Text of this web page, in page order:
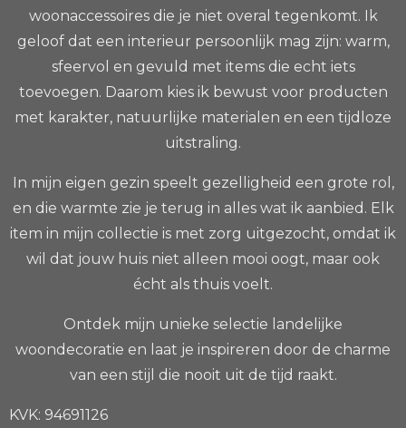
woonaccessoires die je niet overal tegenkomt. Ik
geloof dat een interieur persoonlijk mag zijn: warm,
sfeervol en gevuld met items die echt iets
toevoegen. Daarom kies ik bewust voor producten
met karakter, natuurlijke materialen en een tijdloze
uitstraling.
In mijn eigen gezin speelt gezelligheid een grote rol,
en die warmte zie je terug in alles wat ik aanbied. Elk
item in mijn collectie is met zorg uitgezocht, omdat ik
wil dat jouw huis niet alleen mooi oogt, maar ook
écht als thuis voelt.
Ontdek mijn unieke selectie landelijke
woondecoratie en laat je inspireren door de charme
van een stijl die nooit uit de tijd raakt.
KVK: 94691126